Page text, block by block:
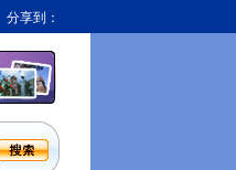
分享到：